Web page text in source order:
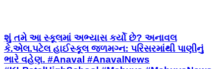
શું તમે આ સ્કૂલમાં અભ્યાસ કર્યો છે? અનાવલ
કે.એલ.પટેલ હાઈસ્કૂલ જળમગ્ન: પરિસરમાંથી પાણીનું
ભારે વહેણ. #Anaval #AnavalNews